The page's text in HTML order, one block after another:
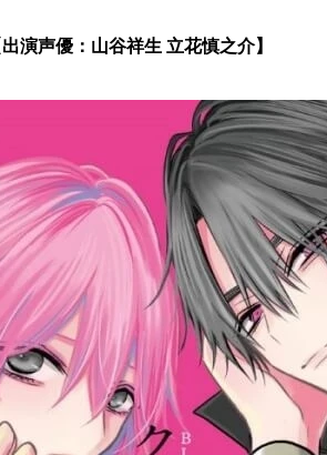
演声優：山谷祥生 立花慎之介】